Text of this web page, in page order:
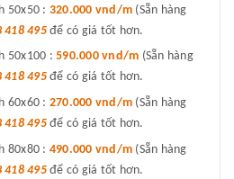
50x50 : 320.000 vnd/m (Sẵn hàng
418 495để có giá tốt hơn.
50x100 : 590.000 vnd/m (Sẵn hàng
418 495để có giá tốt hơn.
60x60 : 270.000 vnd/m (Sẵn hàng
418 495để có giá tốt hơn.
80x80 : 490.000 vnd/m (Sẵn hàng
418 495để có giá tốt hơn.